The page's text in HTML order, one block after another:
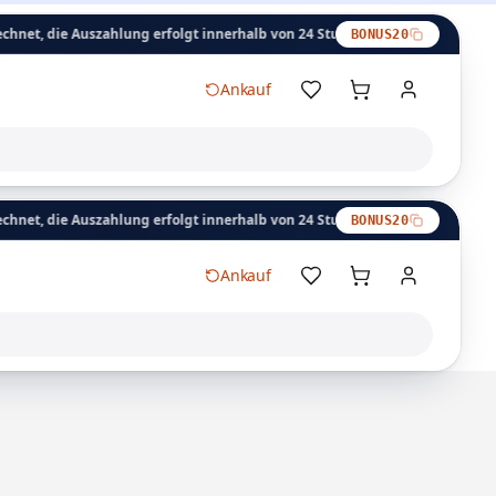
erfolgt innerhalb von 24 Stunden. Eintauschbonus: Dieser
BONUS20
Ankauf
erfolgt innerhalb von 24 Stunden. Eintauschbonus: Dieser
BONUS20
Ankauf Warenkorb